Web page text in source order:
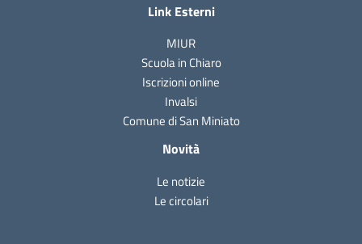
Link Esterni
MIUR
Scuola in Chiaro
Iscrizioni online
Invalsi
Comune di San Miniato
Novità
Le notizie
Le circolari